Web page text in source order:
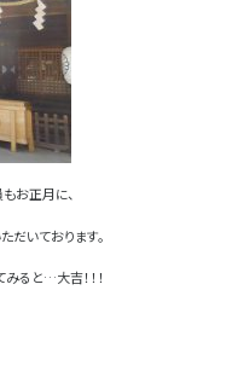
お正月に、
だいております。
ると…大吉！！！